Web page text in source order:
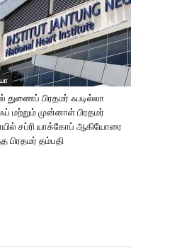
துணைப் பிரதமர் ஃபடில்லா
மற்றும் முன்னாள் பிரதமர்
சப்ரி யாக்கோப் ஆகியோரை
பிரதமர் தம்பதி